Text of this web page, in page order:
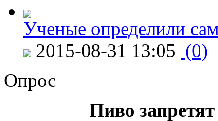
Ученые определили
2015-08-31 13:05 (0)
Опрос
Пиво